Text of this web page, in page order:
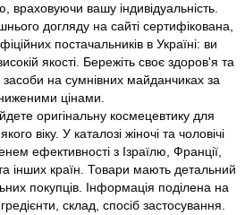
вашу індивідуальність.
догляду на сайті сертифікована,
постачальників в Україні: ви
якості. Бережіть своє здоров'я та
засоби на сумнівних майданчиках за
цінами.
оригінальну космецевтику для
віку. У каталозі жіночі та чоловічі
ефективності з Ізраїлю, Франції,
інших країн. Товари мають детальний
покупців. Інформація поділена на
склад, спосіб застосування.